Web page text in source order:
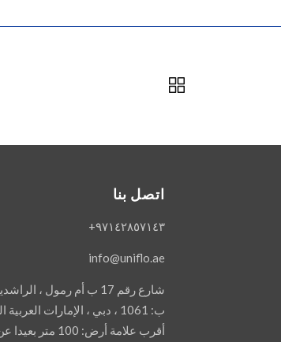
اتصل بنا
٩٧١٤٢٨٥٧١٤٣+
info@uniflo.ae
شارع رقم 17 ب أم رمول ،
ب: 1061 ، دبي ، الإمارات العربية المتحدة.
أقرب علامة أرض: 100